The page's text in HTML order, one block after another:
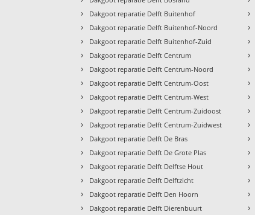
› Dakgoot reparatie Delft Buitenhof
› Dakgoot reparatie Delft Buitenhof-Noord
› Dakgoot reparatie Delft Buitenhof-Zuid
› Dakgoot reparatie Delft Centrum
› Dakgoot reparatie Delft Centrum-Noord
› Dakgoot reparatie Delft Centrum-Oost
› Dakgoot reparatie Delft Centrum-West
› Dakgoot reparatie Delft Centrum-Zuidoost
› Dakgoot reparatie Delft Centrum-Zuidwest
› Dakgoot reparatie Delft De Bras
› Dakgoot reparatie Delft De Grote Plas
› Dakgoot reparatie Delft Delftse Hout
› Dakgoot reparatie Delft Delftzicht
› Dakgoot reparatie Delft Den Hoorn
› Dakgoot reparatie Delft Dierenbuurt
›
›
›
›
›
›
›
›
›
›
›
›
›
›
›